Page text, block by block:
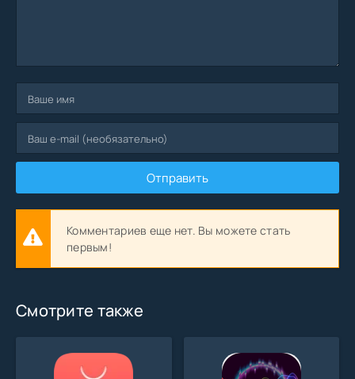
Отправить
Комментариев еще нет. Вы можете стать
первым!
Смотрите также